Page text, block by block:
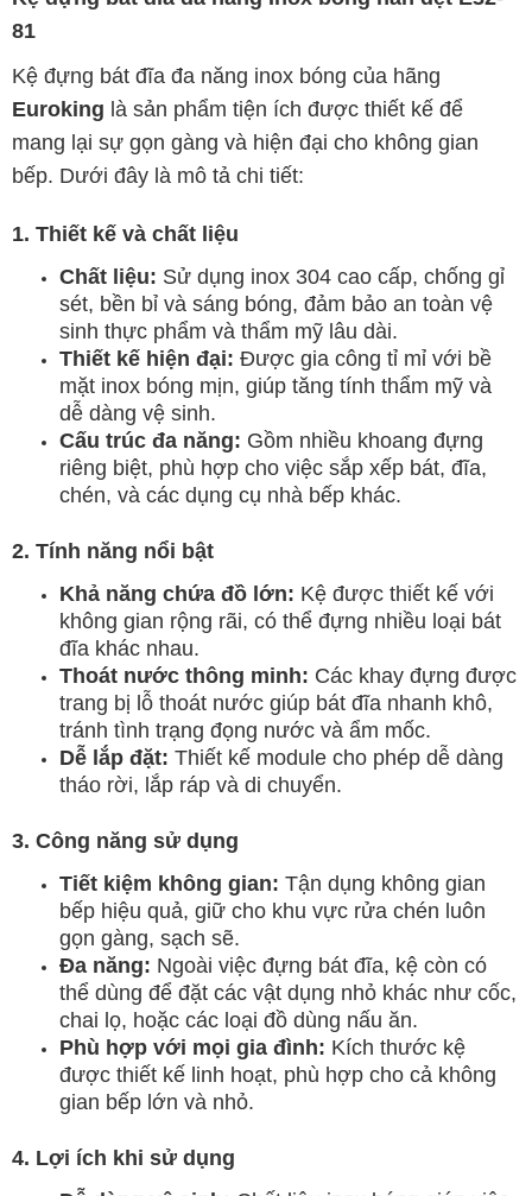
81
Kệ đựng bát đĩa đa năng inox bóng của hãng
Euroking là sản phẩm tiện ích được thiết kế để
mang lại sự gọn gàng và hiện đại cho không gian
bếp. Dưới đây là mô tả chi tiết:
1. Thiết kế và chất liệu
Chất liệu: Sử dụng inox 304 cao cấp, chống gỉ
sét, bền bỉ và sáng bóng, đảm bảo an toàn vệ
sinh thực phẩm và thẩm mỹ lâu dài.
Thiết kế hiện đại: Được gia công tỉ mỉ với bề
mặt inox bóng mịn, giúp tăng tính thẩm mỹ và
dễ dàng vệ sinh.
Cấu trúc đa năng: Gồm nhiều khoang đựng
riêng biệt, phù hợp cho việc sắp xếp bát, đĩa,
chén, và các dụng cụ nhà bếp khác.
2. Tính năng nổi bật
Khả năng chứa đồ lớn: Kệ được thiết kế với
không gian rộng rãi, có thể đựng nhiều loại bát
đĩa khác nhau.
Thoát nước thông minh: Các khay đựng được
trang bị lỗ thoát nước giúp bát đĩa nhanh khô,
tránh tình trạng đọng nước và ẩm mốc.
Dễ lắp đặt: Thiết kế module cho phép dễ dàng
tháo rời, lắp ráp và di chuyển.
3. Công năng sử dụng
Tiết kiệm không gian: Tận dụng không gian
bếp hiệu quả, giữ cho khu vực rửa chén luôn
gọn gàng, sạch sẽ.
Đa năng: Ngoài việc đựng bát đĩa, kệ còn có
thể dùng để đặt các vật dụng nhỏ khác như cốc,
chai lọ, hoặc các loại đồ dùng nấu ăn.
Phù hợp với mọi gia đình: Kích thước kệ
được thiết kế linh hoạt, phù hợp cho cả không
gian bếp lớn và nhỏ.
4. Lợi ích khi sử dụng